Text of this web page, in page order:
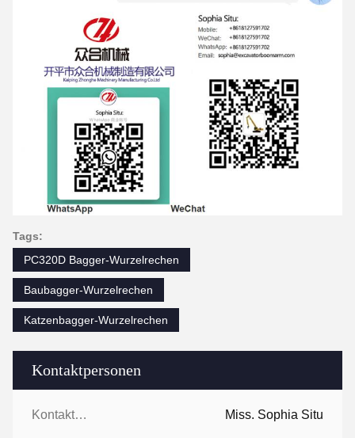
Kontaktpersonen
Kontaktpersonen: Miss. Sophia Situ
Tags:
PC320D Bagger-Wurzelrechen
Baubagger-Wurzelrechen
Katzenbagger-Wurzelrechen